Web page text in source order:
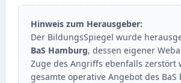
Hinweis zum Herausgeber:
Der BildungsSpiegel wurde
BaS Hamburg, dessen eigener
Zuge des Angriffs ebenfalls zerstört
gesamte operative Angebot des BaS